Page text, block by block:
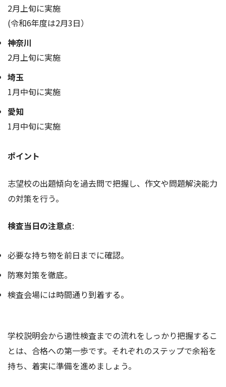
2月上旬に実施
(令和6年度は2月3日）
神奈川
2月上旬に実施
埼玉
1月中旬に実施
愛知
1月中旬に実施
ポイント
志望校の出題傾向を過去問で把握し、作文や問題解決能力
の対策を行う。
検査当日の注意点:
必要な持ち物を前日までに確認。
防寒対策を徹底。
検査会場には時間通り到着する。
学校説明会から適性検査までの流れをしっかり把握するこ
とは、合格への第一歩です。それぞれのステップで余裕を
持ち、着実に準備を進めましょう。